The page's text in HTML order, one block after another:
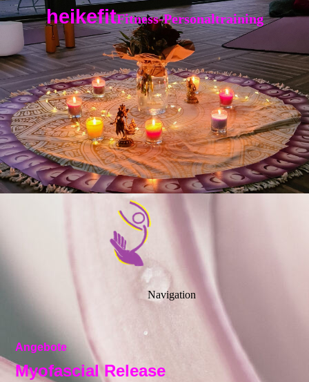
heikefitFitness-Personaltraining
Navigation
Angebote
Myofascial Release